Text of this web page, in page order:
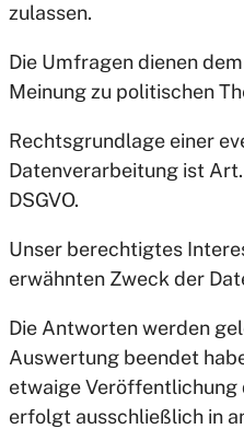
zulassen.
Die Umfragen dienen
Meinung zu politischen
Rechtsgrundlage einer
Datenverarbeitung ist Art.
DSGVO.
Unser berechtigtes
erwähnten Zweck der
Die Antworten werden
Auswertung beendet
etwaige
erfolgt ausschließlich in